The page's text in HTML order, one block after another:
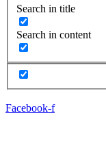
Search in title
Search in content
Facebook-f